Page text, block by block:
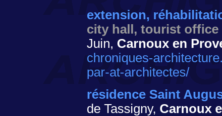
extension,
city hall, tourist office
Juin, Carnoux en
chroniques-
par-at-architectes/
résidence Saint
de Tassigny, Carnoux